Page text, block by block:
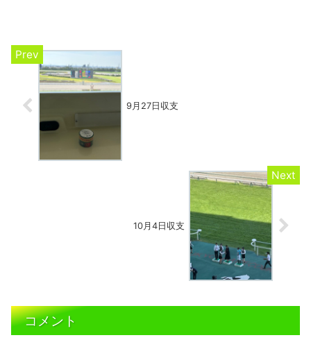
9月27日収支
10月4日収支
コメント